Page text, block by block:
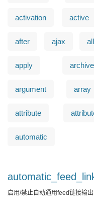
activation active
after ajax all
apply
argument array
attribute
automatic
启用/禁止自动通用feed链接输出